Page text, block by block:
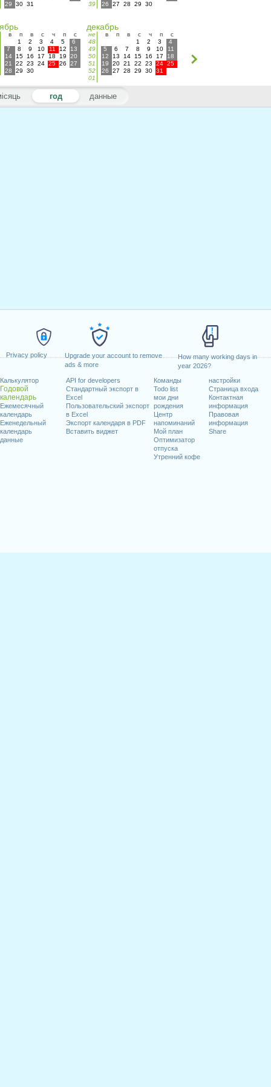
Privacy policy
Upgrade your account to remove
ads & more
How many working days in
year 2026?
Калькулятор
Годовой
календарь
Ежемесячный
календарь
Еженедельный
календарь
данные
API for developers
Стандартный экспорт в
Excel
Пользовательский экспорт
в Excel
Экспорт календаря в PDF
Вставить виджет
Команды
Todo list
мои дни
рождения
Центр
напоминаний
Мой план
Оптимизатор
отпуска
Утренний кофе
настройки
Страница входа
Контактная
информация
Правовая
информация
Share
29
30 31
39
26 27 28 29 30
в п в с ч п
с
1
2 3 4 5
6
7
8 9 10 11 12
13
14
15 16 17 18 19
20
21
22 23 24 25 26
27
28
29 30
декабрь
не в п в с ч п
с
48
1 2 3
4
49
5 6 7 8 9 10
11
50
12 13 14 15 16 17
18
51
19 20 21 22 23 24 25
52
26 27 28 29 30 31
01
год данные